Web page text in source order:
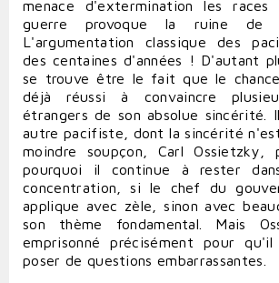
menace d'extermination les races
guerre provoque la ruine de
L'argumentation classique des
des centaines d'années ! D'autant
se trouve être le fait que le
déjà réussi à convaincre
étrangers de son absolue sincérité.
autre pacifiste, dont la sincérité
moindre soupçon, Carl Ossietzky,
pourquoi il continue à rester
concentration, si le chef du
applique avec zèle, sinon avec
son thème fondamental. Mais
emprisonné précisément pour
poser de questions embarrassantes.